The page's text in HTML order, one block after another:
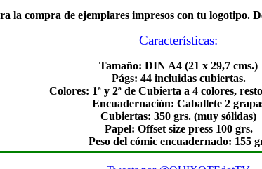
la compra de ejemplares impresos con tu logotipo.
Características:
Tamaño: DIN A4 (21 x 29,7 cms.)
Págs: 44 incluidas cubiertas.
Colores: 1ª y 2ª de Cubierta a 4 colores,
Encuadernación: Caballete 2
Cubiertas: 350 grs. (muy sólidas)
Papel: Offset size press 100 grs.
Peso del cómic encuadernado: 155